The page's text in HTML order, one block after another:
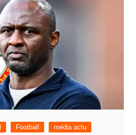
Football
média actu